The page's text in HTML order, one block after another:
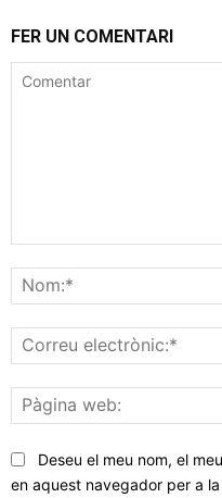
FER UN COMENTARI
Deseu el meu nom, el
en aquest navegador per a